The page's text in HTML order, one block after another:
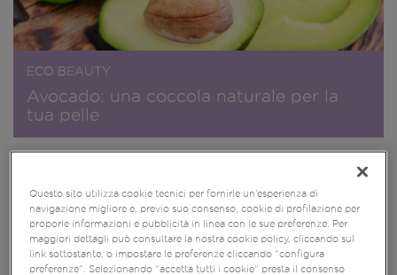
ECO BEAUTY
Avocado: una coccola naturale per la
tua pelle
Questo sito utilizza cookie tecnici per fornirle un’esperienza di
navigazione migliore e, previo suo consenso, cookie di profilazione per
proporle informazioni e pubblicità in linea con le sue preferenze. Per
maggiori dettagli può consultare la nostra cookie policy, cliccando sul
link sottostante, o impostare le preferenze cliccando “configura
preferenze”. Selezionando “accetta tutti i cookie” presta il consenso